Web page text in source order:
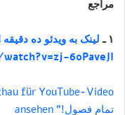
مراجع
۱ ـ لینک به ویدئو ده
6oPaveJI
تمام فصول!” ansehen